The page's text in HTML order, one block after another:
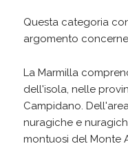
Questa categoria
argomento
La Marmilla
dell'isola, nelle
Campidano.
nuragiche e
montuosi del Monte